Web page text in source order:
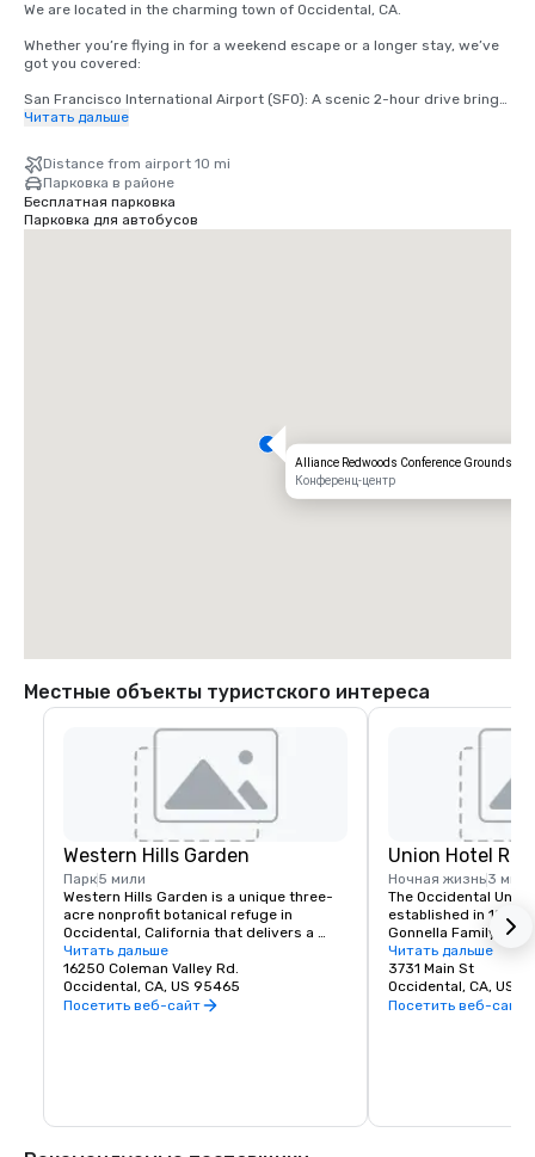
We are located in the charming town of Occidental, CA.
Whether you’re flying in for a weekend escape or a longer stay, we’ve
got you covered:
San Francisco International Airport (SFO): A scenic 2-hour drive brings
you from arrival to relaxation.
Santa Rosa’s Charles M. Schulz – Sonoma County Airport (STS): Only
35 minutes from our doorstep — the fastest route to your rustic
retreat.
Читать дальше
Distance from airport 10 mi
Парковка в районе
Бесплатная парковка
Парковка для автобусов
Alliance Redwoods Conference Grounds
Конференц-центр
Местные объекты туристского интереса
Western Hills Garden
Парк5 мили
Western Hills Garden is a unique three-
acre nonprofit botanical refuge in
Occidental, California that delivers a
sensory explosion of textures, colors,
shapes, and sounds. It’s a stunning
example of cultivated biodiversity, home
to rare and important plant species,
Читать дальше
16250 Coleman Valley Rd.
Occidental, CA, US 95465
Посетить веб-сайт
Union Hotel
Ночная жизнь3 мили
The Occidental
established in 1879.
Gonnella Family
building houses a
room, and The
opens at 6 am every
freshly baked
beer in town. The
Читать дальше
3731 Main St
Occidental, CA, US
Посетить веб-сайт